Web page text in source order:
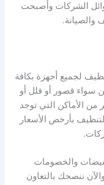
الشركات وأصبحت
والصيانة.
لجميع أجهزة بكافة
سواء قصور أو فلل أو
الأماكن التي توجد
بأرخص الأسعار
والخصومات
ننصحك بالتعاون